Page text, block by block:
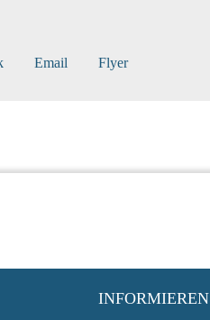
Email Flyer
INFORMIEREN